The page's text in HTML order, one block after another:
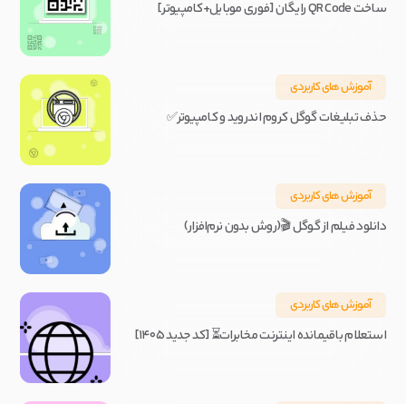
ساخت QR Code رایگان [فوری موبایل+کامپیوتر]
آموزش های کاربردی
حذف تبلیغات گوگل کروم اندروید و کامپیوتر✅
آموزش های کاربردی
دانلود فیلم از گوگل 🎬(روش بدون نرم‌افزار)
آموزش های کاربردی
استعلام باقیمانده اینترنت مخابرات⏳ [کد جدید ۱۴۰۵]